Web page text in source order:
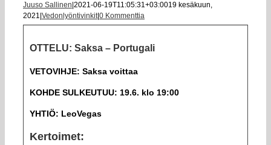
Juuso Sallinen 2021-06-19T11:05:31+03:0019 kesäkuun,
2021 Vedonlyöntivinkit|0 Kommenttia
OTTELU: Saksa – Portugali
VETOVIHJE: Saksa voittaa
KOHDE SULKEUTUU: 19.6. klo 19:00
YHTIÖ: LeoVegas
Kertoimet: